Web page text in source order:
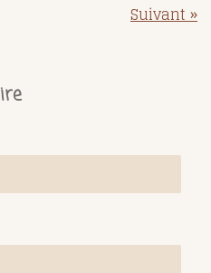
Suivant»